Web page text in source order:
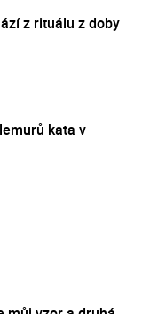
z rituálu z doby
kata v